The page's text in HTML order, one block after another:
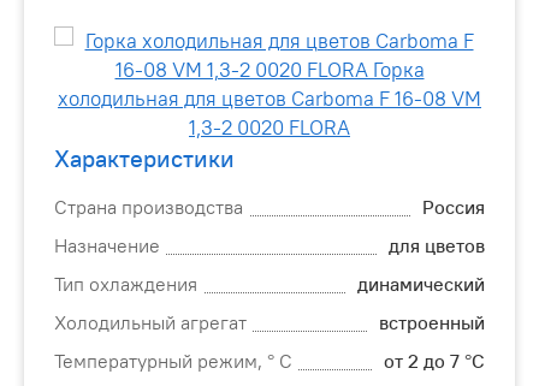
Характеристики
Страна производства
Россия
Назначение
для цветов
Тип охлаждения
динамический
Холодильный агрегат
встроенный
Температурный режим, ° C
от 2 до 7 °C